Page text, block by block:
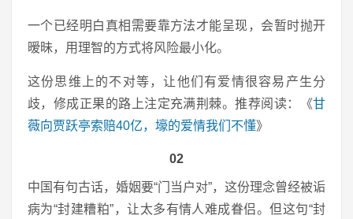
一个已经明白真相需要靠方法才能呈现，会暂时抛开
暧昧，用理智的方式将风险最小化。
这份思维上的不对等，让他们有爱情很容易产生分
歧，修成正果的路上注定充满荆棘。推荐阅读：《甘
薇向贾跃亭索赔40亿，壕的爱情我们不懂》
02
中国有句古话，婚姻要“门当户对”，这份理念曾经被诟
病为“封建糟粕”，让太多有情人难成眷侣。但这句“封